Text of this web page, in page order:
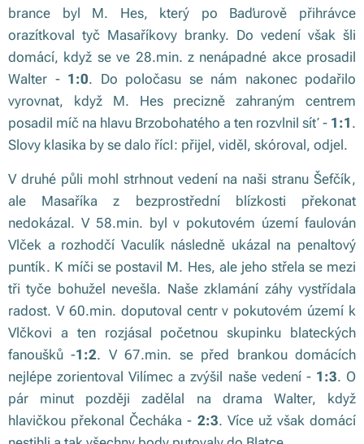
brance byl M. Hes, který po Baďurově přihrávce
orazítkoval tyč Masaříkovy branky. Do vedení však šli
domácí, když se ve 28.min. z nenápadné akce prosadil
Walter - 1:0. Do poločasu se nám nakonec podařilo
vyrovnat, když M. Hes precizně zahraným centrem
posadil míč na hlavu Brzobohatého a ten rozvlnil síť - 1:1 .
Slovy klasika by se dalo řícI: přijel, viděl, skóroval, odjel.
V druhé půli mohl strhnout vedení na naši stranu Šefčík,
ale Masaříka z bezprostřední blízkosti překonat
nedokázal. V 58.min. byl v pokutovém území faulován
Vlček a rozhodčí Vaculík následně ukázal na penaltový
puntík. K míči se postavil M. Hes, ale jeho střela se mezi
tři tyče bohužel nevešla. Naše zklamání záhy vystřídala
radost. V 60.min. doputoval centr v pokutovém území k
Vlčkovi a ten rozjásal početnou skupinku blateckých
fanoušků -1:2. V 67.min. se před brankou domácích
nejlépe zorientoval Vilímec a zvýšil naše vedení - 1:3. O
pár minut později zadělal na drama Walter, když
hlavičkou překonal Čecháka - 2:3. Více už však domácí